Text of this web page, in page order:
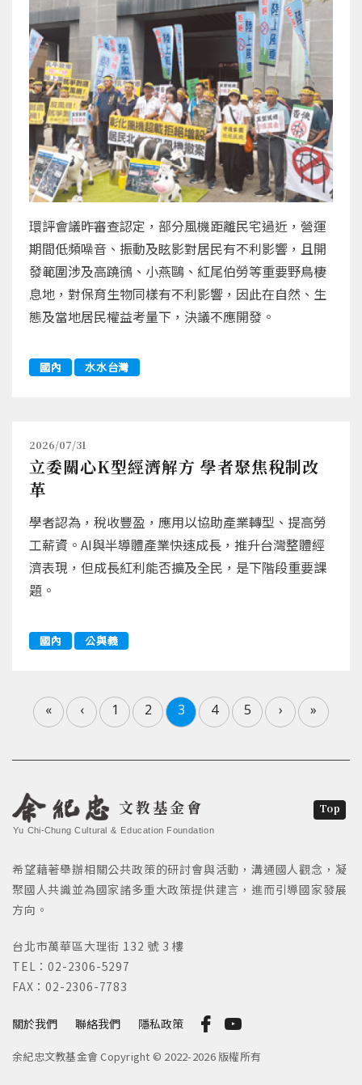
環評會議昨審查認定，部分風機距離民宅過近，營運
期間低頻噪音、振動及眩影對居民有不利影響，且開
發範圍涉及高蹺鴴、小燕鷗、紅尾伯勞等重要野鳥棲
息地，對保育生物同樣有不利影響，因此在自然、生
態及當地居民權益考量下，決議不應開發。
國內 水水台灣
2026/07/31
立委關心K型經濟解方 學者聚焦稅制改
革
學者認為，稅收豐盈，應用以協助產業轉型、提高勞
工薪資。AI與半導體產業快速成長，推升台灣整體經
濟表現，但成長紅利能否擴及全民，是下階段重要課
題。
國內 公與義
« ‹ 1 2 3 4 5 › »
文教基金會
Yu Chi-Chung Cultural & Education Foundation
關於我們 聯絡我們 隱私政策
希望藉著舉辦相關公共政策的研討會與活動，溝通國人觀念，凝
聚國人共識並為國家諸多重大政策提供建言，進而引導國家發展
方向。
台北市萬華區大理街 132 號 3 樓
TEL：02-2306-5297
FAX：02-2306-7783
余紀忠文教基金會 Copyright © 2022-2026 版權所有
Top